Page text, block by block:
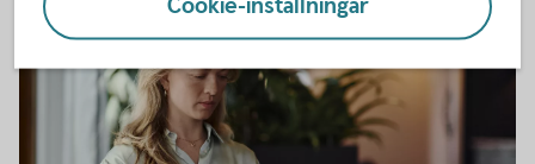
Cookie-inställningar